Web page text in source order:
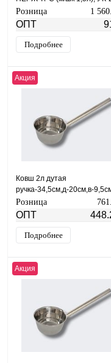
Розница 1
ОПТ
Подробнее
Акция
Ковш 2л дутая
ручка-34,5см,д-20см,в-
МАЯР НЕРЖ
YK-19-20
Розница
ОПТ
Подробнее
Акция